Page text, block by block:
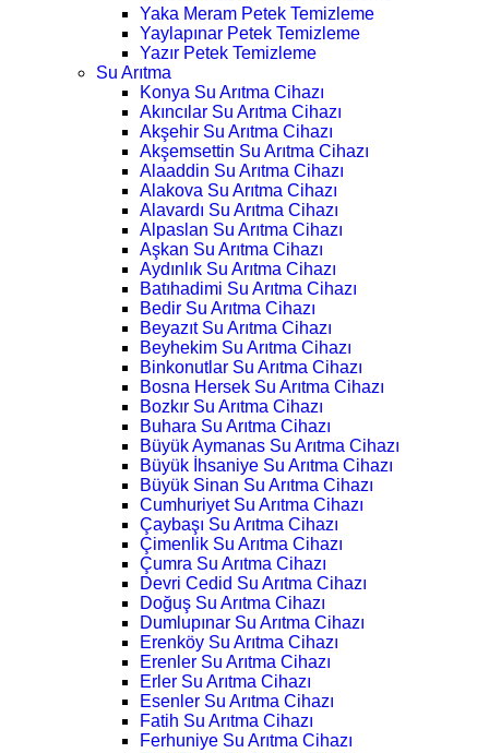
Yaka Meram Petek Temizleme
Yaylapınar Petek Temizleme
Yazır Petek Temizleme
Su Arıtma
Konya Su Arıtma Cihazı
Akıncılar Su Arıtma Cihazı
Akşehir Su Arıtma Cihazı
Akşemsettin Su Arıtma Cihazı
Alaaddin Su Arıtma Cihazı
Alakova Su Arıtma Cihazı
Alavardı Su Arıtma Cihazı
Alpaslan Su Arıtma Cihazı
Aşkan Su Arıtma Cihazı
Aydınlık Su Arıtma Cihazı
Batıhadimi Su Arıtma Cihazı
Bedir Su Arıtma Cihazı
Beyazıt Su Arıtma Cihazı
Beyhekim Su Arıtma Cihazı
Binkonutlar Su Arıtma Cihazı
Bosna Hersek Su Arıtma Cihazı
Bozkır Su Arıtma Cihazı
Buhara Su Arıtma Cihazı
Büyük Aymanas Su Arıtma Cihazı
Büyük İhsaniye Su Arıtma Cihazı
Büyük Sinan Su Arıtma Cihazı
Cumhuriyet Su Arıtma Cihazı
Çaybaşı Su Arıtma Cihazı
Çimenlik Su Arıtma Cihazı
Çumra Su Arıtma Cihazı
Devri Cedid Su Arıtma Cihazı
Doğuş Su Arıtma Cihazı
Dumlupınar Su Arıtma Cihazı
Erenköy Su Arıtma Cihazı
Erenler Su Arıtma Cihazı
Erler Su Arıtma Cihazı
Esenler Su Arıtma Cihazı
Fatih Su Arıtma Cihazı
Ferhuniye Su Arıtma Cihazı